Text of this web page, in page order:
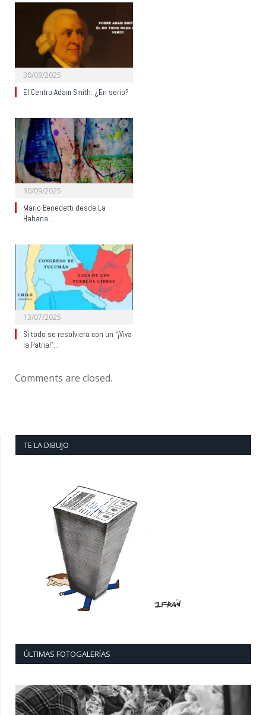
30/09/2025
El Centro Adam Smith: ¿En serio?
30/09/2025
Mario Benedetti desde La
Habana…
13/07/2025
Si todo se resolviera con un “¡Viva
la Patria!”…
Comments are closed.
TE LA DIBUJO
ÚLTIMAS FOTOGALERÍAS